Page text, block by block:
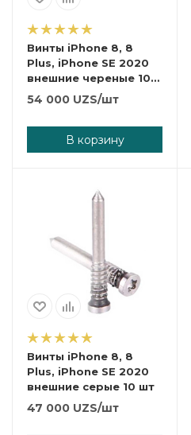
Винты iPhone 8, 8
Plus, iPhone SE 2020
внешние череные 10
шт
54 000 UZS/шт
В корзину
Винты iPhone 8, 8
Plus, iPhone SE 2020
внешние серые 10 шт
47 000 UZS/шт